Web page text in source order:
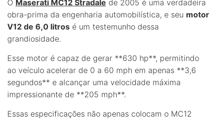
O Maserati MC12 Stradale de 2005 é uma verdadeira
obra-prima da engenharia automobilística, e seu motor
V12 de 6,0 litros é um testemunho dessa
grandiosidade.
Esse motor é capaz de gerar **630 hp**, permitindo
ao veículo acelerar de 0 a 60 mph em apenas **3,6
segundos** e alcançar uma velocidade máxima
impressionante de **205 mph**.
Essas especificações não apenas colocam o MC12